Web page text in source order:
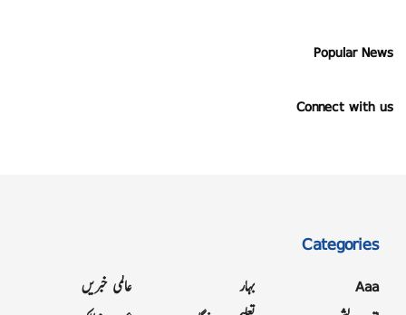
Popular News
Connect with us
Categories
Aaa
بہار
عالمی خبریں